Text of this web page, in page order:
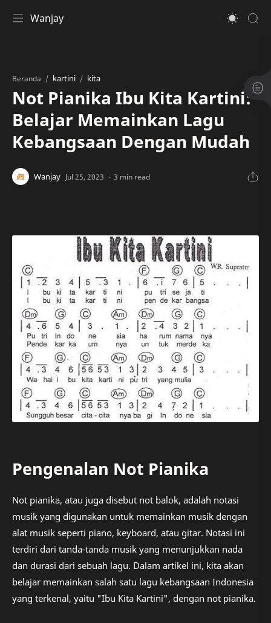
Wanjay
Beranda kartini kita
Not Pianika Ibu Kita Kartini:
Belajar Memainkan Lagu
Kebangsaan Dengan Mudah
3 min read
Pengenalan Not Pianika
Not pianika, atau juga disebut not balok, adalah notasi
musik yang digunakan untuk memainkan musik dengan
alat musik seperti piano, keyboard, atau gitar. Notasi ini
terdiri dari tanda-tanda musik yang menunjukkan nada
dan durasi dari sebuah lagu. Dalam artikel ini, kita akan
belajar memainkan salah satu lagu kebangsaan Indonesia
yang terkenal, yaitu "Ibu Kita Kartini", dengan not pianika.